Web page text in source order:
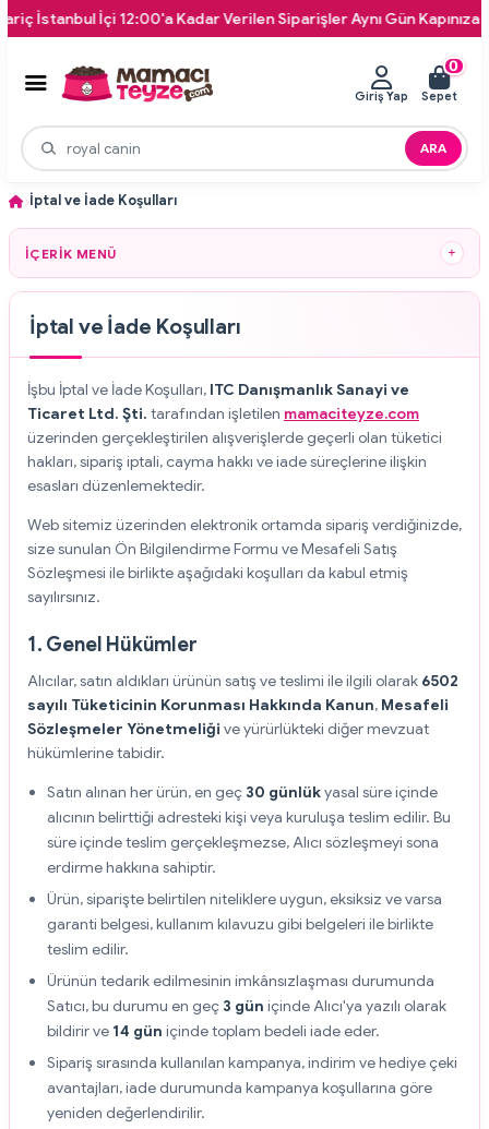
İçi 12:00'a Kadar Verilen Siparişler Aynı Gün Kapınıza Teslim!
ARA
Giriş Yap
0
Sepet
İptal ve İade Koşulları
İÇERIK MENÜ
İptal ve İade Koşulları
İşbu İptal ve İade Koşulları, ITC Danışmanlık Sanayi ve
Ticaret Ltd. Şti. tarafından işletilen mamaciteyze.com
üzerinden gerçekleştirilen alışverişlerde geçerli olan tüketici
hakları, sipariş iptali, cayma hakkı ve iade süreçlerine ilişkin
esasları düzenlemektedir.
Web sitemiz üzerinden elektronik ortamda sipariş verdiğinizde,
size sunulan Ön Bilgilendirme Formu ve Mesafeli Satış
Sözleşmesi ile birlikte aşağıdaki koşulları da kabul etmiş
sayılırsınız.
1. Genel Hükümler
Alıcılar, satın aldıkları ürünün satış ve teslimi ile ilgili olarak 6502
sayılı Tüketicinin Korunması Hakkında Kanun, Mesafeli
Sözleşmeler Yönetmeliği ve yürürlükteki diğer mevzuat
hükümlerine tabidir.
Satın alınan her ürün, en geç30 günlükyasal süre içinde
alıcının belirttiği adresteki kişi veya kuruluşa teslim edilir. Bu
süre içinde teslim gerçekleşmezse, Alıcı sözleşmeyi sona
erdirme hakkına sahiptir.
Ürün, siparişte belirtilen niteliklere uygun, eksiksiz ve varsa
garanti belgesi, kullanım kılavuzu gibi belgeleri ile birlikte
teslim edilir.
Ürünün tedarik edilmesinin imkânsızlaşması durumunda
Satıcı, bu durumu en geç3 gün içinde Alıcı'ya yazılı olarak
bildirir ve14 gün içinde toplam bedeli iade eder.
Sipariş sırasında kullanılan kampanya, indirim ve hediye çeki
avantajları, iade durumunda kampanya koşullarına göre
yeniden değerlendirilir.